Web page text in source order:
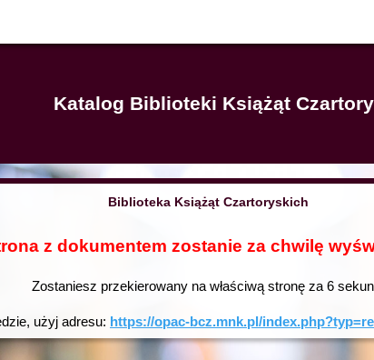
Katalog Biblioteki Książąt
Biblioteka Książąt Czartoryskich
z dokumentem zostanie za chwilę
Zostaniesz przekierowany na właściwą stronę za 6
użyj adresu: https://opac-bcz.mnk.pl/